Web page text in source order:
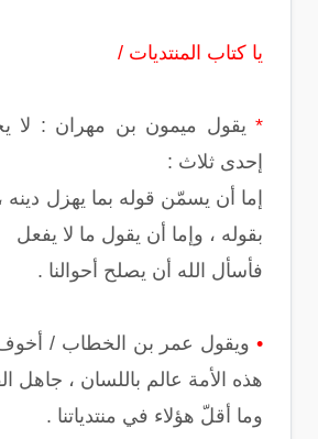
يا كتاب المنتديات /
* يقول ميمون بن مهران : لا
إحدى ثلاث :
إما أن يسمّن قوله بما يهزل
بقوله ، وإما أن يقول ما لا يفعل
فأسأل الله أن يصلح أحوالنا .
• ويقول عمر بن الخطاب /
هذه الأمة عالم باللسان ، جاهل
وما أقلّ هؤلاء في منتدياتنا .